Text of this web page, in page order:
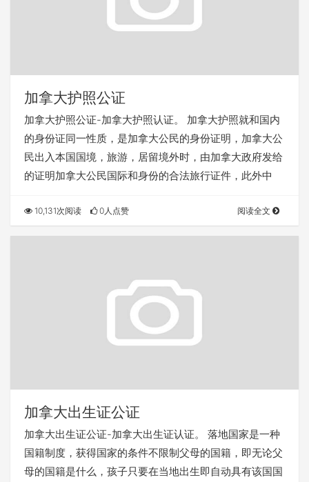
加拿大护照公证
加拿大护照公证-加拿大护照认证。 加拿大护照就和国内
的身份证同一性质，是加拿大公民的身份证明，加拿大公
民出入本国国境，旅游，居留境外时，由加拿大政府发给
的证明加拿大公民国际和身份的合法旅行证件，此外中
10,131次阅读 0人点赞 阅读全文
加拿大出生证公证
加拿大出生证公证-加拿大出生证认证。 落地国家是一种
国籍制度，获得国家的条件不限制父母的国籍，即无论父
母的国籍是什么，孩子只要在当地出生即自动具有该国国